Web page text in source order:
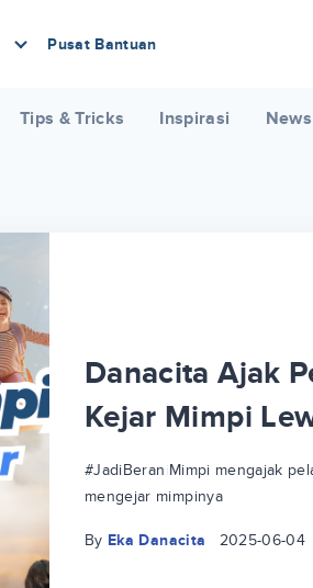
Pusat Bantuan
Tips & Tricks Inspirasi News
Danacita Ajak
Kejar Mimpi
#JadiBeraniMimpi mengajak
mengejar mimpinya
By Eka Danacita 2025-06-04